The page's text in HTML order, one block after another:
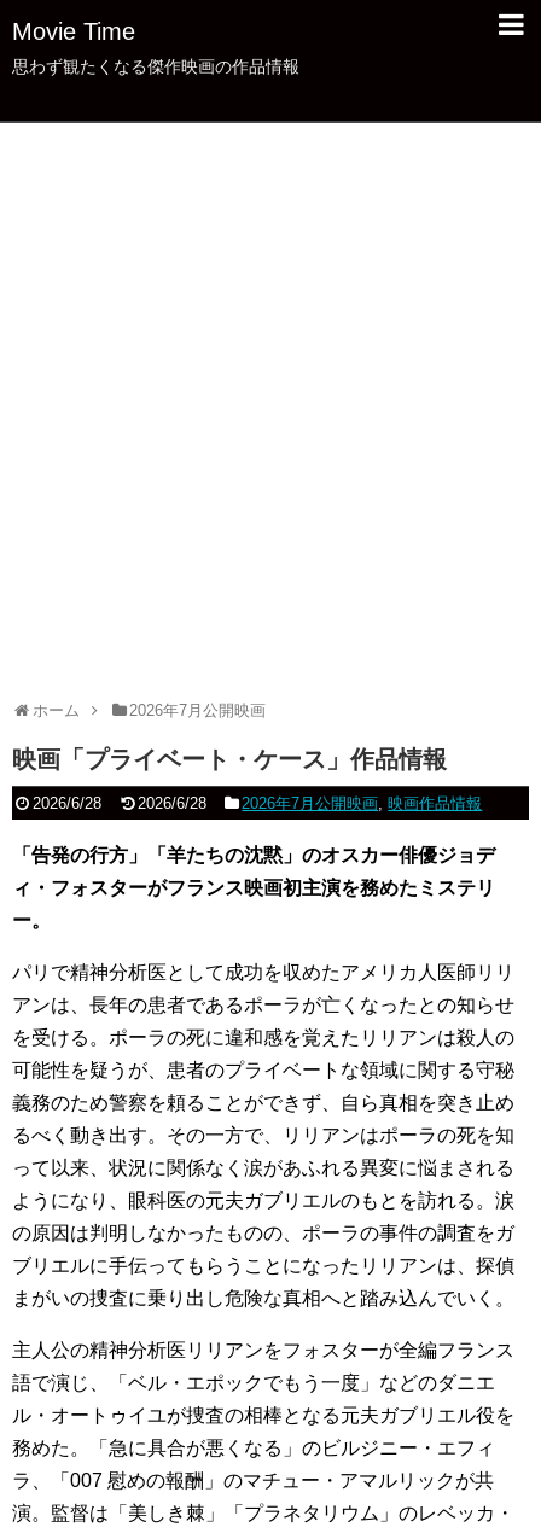
Movie Time
思わず観たくなる傑作映画の作品情報
ホーム 2026年7月公開映画
映画「プライベート・ケース」作品情報
2026/6/28 2026/6/28 2026年7月公開映画,映画作品情報
「告発の行方」「羊たちの沈黙」のオスカー俳優ジョデ
ィ・フォスターがフランス映画初主演を務めたミステリ
ー。
パリで精神分析医として成功を収めたアメリカ人医師リリ
アンは、長年の患者であるポーラが亡くなったとの知らせ
を受ける。ポーラの死に違和感を覚えたリリアンは殺人の
可能性を疑うが、患者のプライベートな領域に関する守秘
義務のため警察を頼ることができず、自ら真相を突き止め
るべく動き出す。その一方で、リリアンはポーラの死を知
って以来、状況に関係なく涙があふれる異変に悩まされる
ようになり、眼科医の元夫ガブリエルのもとを訪れる。涙
の原因は判明しなかったものの、ポーラの事件の調査をガ
ブリエルに手伝ってもらうことになったリリアンは、探偵
まがいの捜査に乗り出し危険な真相へと踏み込んでいく。
主人公の精神分析医リリアンをフォスターが全編フランス
語で演じ、「ベル・エポックでもう一度」などのダニエ
ル・オートゥイユが捜査の相棒となる元夫ガブリエル役を
務めた。「急に具合が悪くなる」のビルジニー・エフィ
ラ、「007 慰めの報酬」のマチュー・アマルリックが共
演。監督は「美しき棘」「プラネタリウム」のレベッカ・